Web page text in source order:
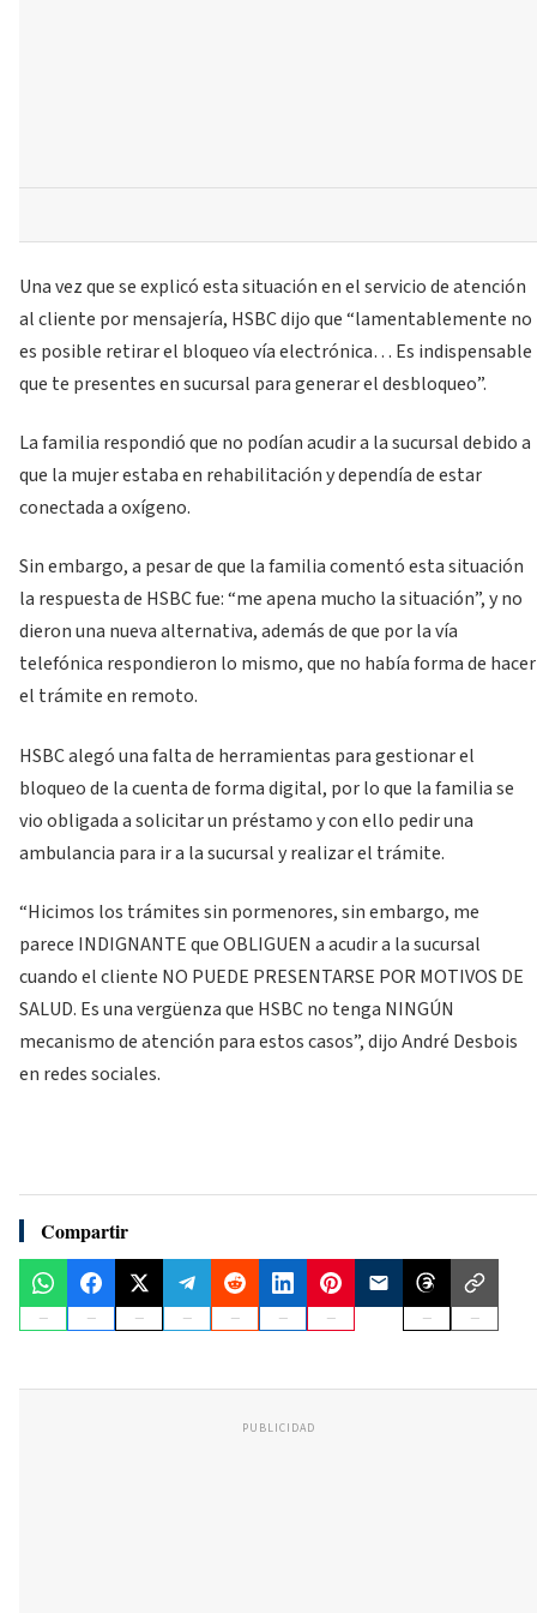
Una vez que se explicó esta situación en el servicio de atención
al cliente por mensajería, HSBC dijo que “lamentablemente no
es posible retirar el bloqueo vía electrónica… Es indispensable
que te presentes en sucursal para generar el desbloqueo”.
La familia respondió que no podían acudir a la sucursal debido a
que la mujer estaba en rehabilitación y dependía de estar
conectada a oxígeno.
Sin embargo, a pesar de que la familia comentó esta situación
la respuesta de HSBC fue: “me apena mucho la situación”, y no
dieron una nueva alternativa, además de que por la vía
telefónica respondieron lo mismo, que no había forma de hacer
el trámite en remoto.
HSBC alegó una falta de herramientas para gestionar el
bloqueo de la cuenta de forma digital, por lo que la familia se
vio obligada a solicitar un préstamo y con ello pedir una
ambulancia para ir a la sucursal y realizar el trámite.
“Hicimos los trámites sin pormenores, sin embargo, me
parece INDIGNANTE que OBLIGUEN a acudir a la sucursal
cuando el cliente NO PUEDE PRESENTARSE POR MOTIVOS DE
SALUD. Es una vergüenza que HSBC no tenga NINGÚN
mecanismo de atención para estos casos”, dijo André Desbois
en redes sociales.
Compartir
PUBLICIDAD